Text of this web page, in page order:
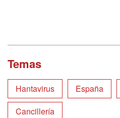
Temas
Hantavirus España
Cancillería